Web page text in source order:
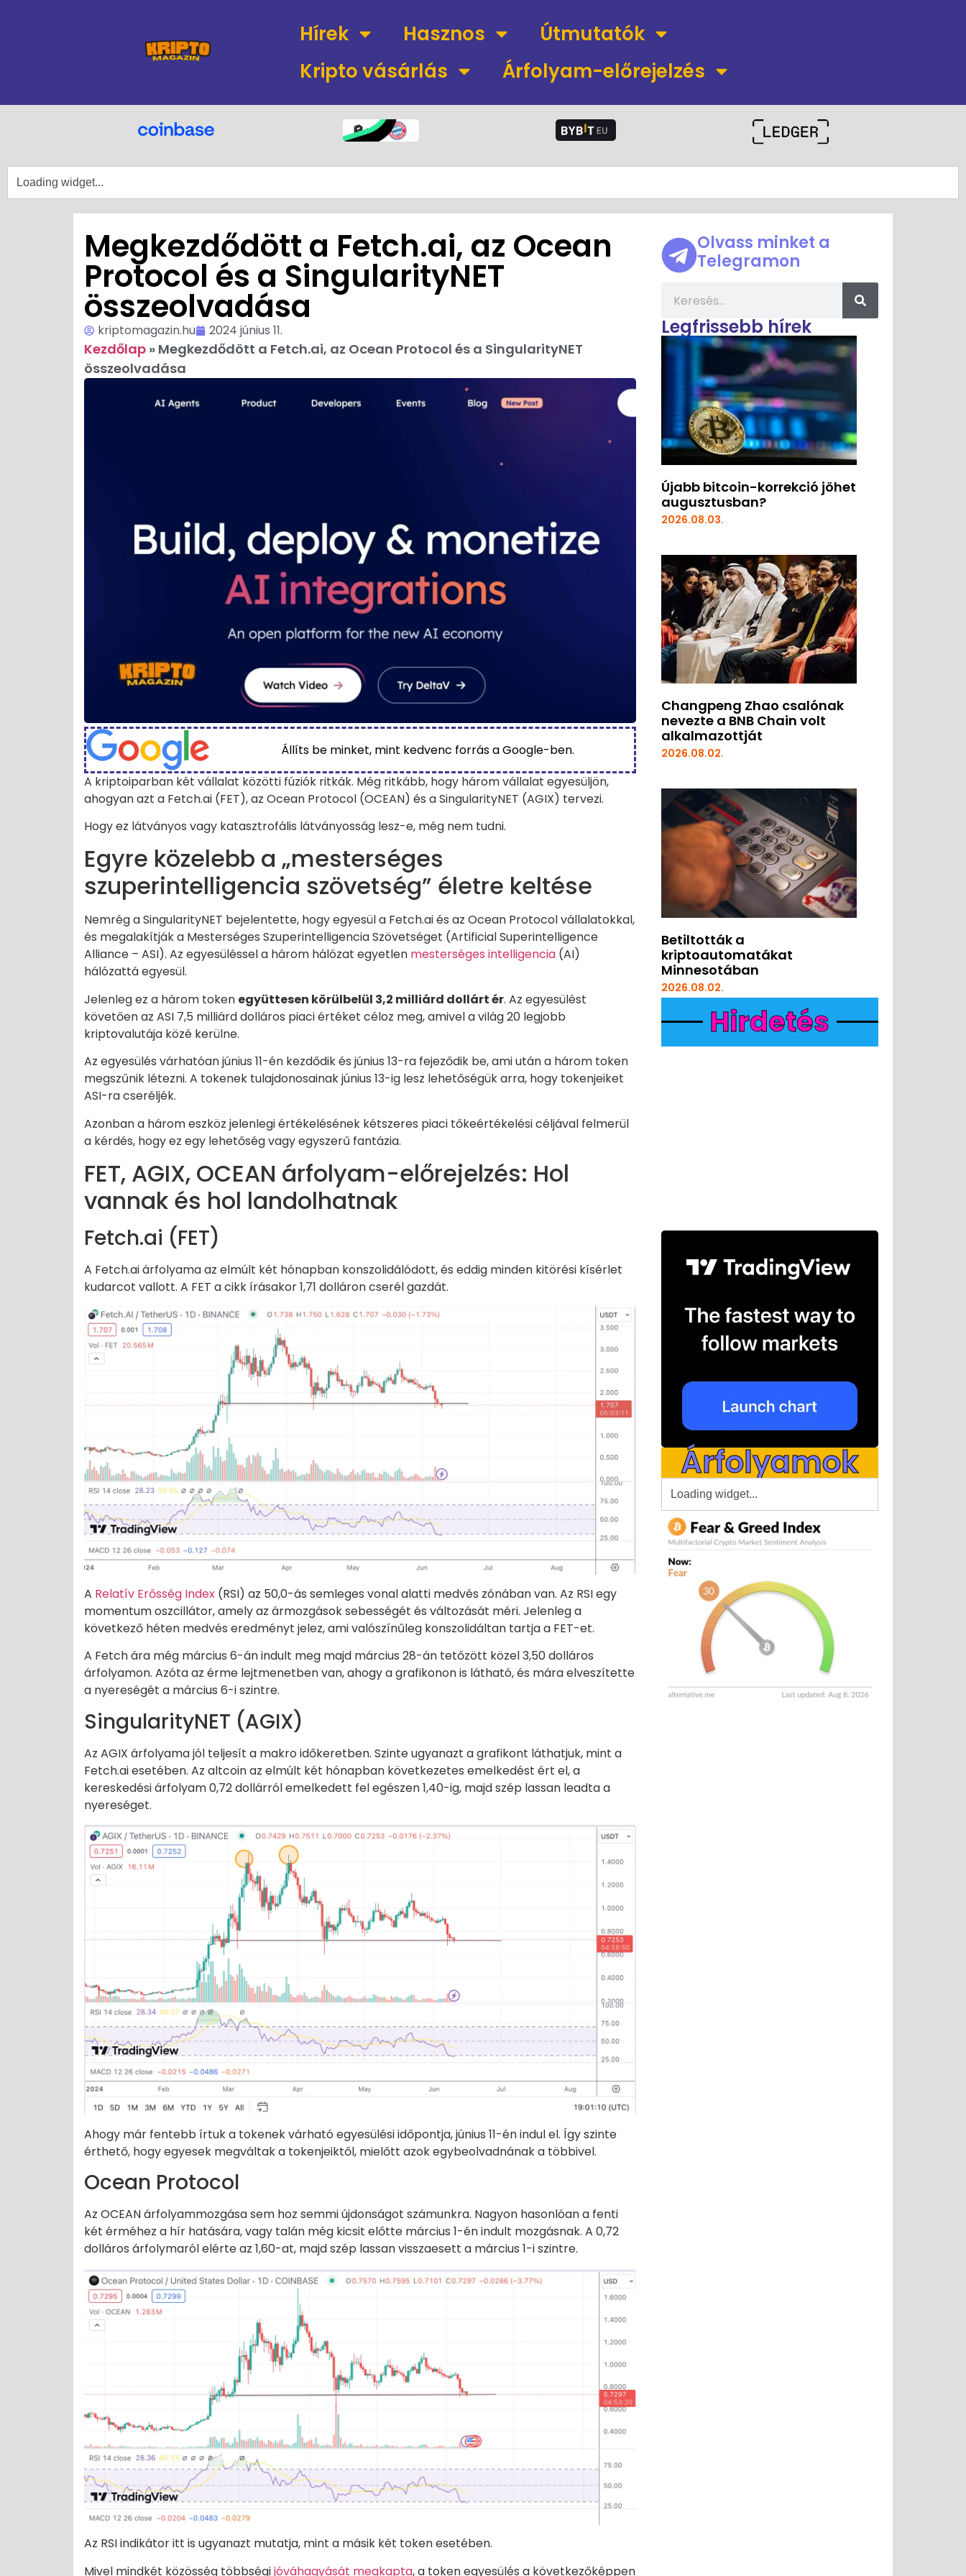
Hírek Hasznos
Útmutatók
Kripto vásárlás
Árfolyam-előrejelzés
Megkezdődött a Fetch.ai, az Ocean
Protocol és a SingularityNET
összeolvadása
kriptomagazin.hu 2024 június 11.
Kezdőlap » Megkezdődött a Fetch.ai, az Ocean Protocol és a SingularityNET
összeolvadása
Állíts be minket, mint kedvenc forrás a Google-ben.
A kriptoiparban két vállalat közötti fúziók ritkák. Még ritkább, hogy három vállalat egyesüljön,
ahogyan azt a Fetch.ai (FET), az Ocean Protocol (OCEAN) és a SingularityNET (AGIX) tervezi.
Hogy ez látványos vagy katasztrofális látványosság lesz-e, még nem tudni.
Egyre közelebb a „mesterséges
szuperintelligencia szövetség” életre keltése
Nemrég a SingularityNET bejelentette, hogy egyesül a Fetch.ai és az Ocean Protocol vállalatokkal,
és megalakítják a Mesterséges Szuperintelligencia Szövetséget (Artificial Superintelligence
Alliance – ASI). Az egyesüléssel a három hálózat egyetlen mesterséges intelligencia (AI)
hálózattá egyesül.
Jelenleg ez a három token együttesen körülbelül 3,2 milliárd dollárt ér. Az egyesülést
követően az ASI 7,5 milliárd dolláros piaci értéket céloz meg, amivel a világ 20 legjobb
kriptovalutája közé kerülne.
Az egyesülés várhatóan június 11-én kezdődik és június 13-ra fejeződik be, ami után a három token
megszűnik létezni. A tokenek tulajdonosainak június 13-ig lesz lehetőségük arra, hogy tokenjeiket
ASI-ra cseréljék.
Azonban a három eszköz jelenlegi értékelésének kétszeres piaci tőkeértékelési céljával felmerül
a kérdés, hogy ez egy lehetőség vagy egyszerű fantázia.
FET, AGIX, OCEAN árfolyam-előrejelzés: Hol
vannak és hol landolhatnak
Fetch.ai (FET)
A Fetch.ai árfolyama az elmúlt két hónapban konszolidálódott, és eddig minden kitörési kísérlet
kudarcot vallott. A FET a cikk írásakor 1,71 dolláron cserél gazdát.
A Relatív Erősség Index (RSI) az 50,0-ás semleges vonal alatti medvés zónában van. Az RSI egy
momentum oszcillátor, amely az ármozgások sebességét és változását méri. Jelenleg a
következő héten medvés eredményt jelez, ami valószínűleg konszolidáltan tartja a FET-et.
A Fetch ára még március 6-án indult meg majd március 28-án tetőzött közel 3,50 dolláros
árfolyamon. Azóta az érme lejtmenetben van, ahogy a grafikonon is látható, és mára elveszítette
a nyereségét a március 6-i szintre.
SingularityNET (AGIX)
Az AGIX árfolyama jól teljesít a makro időkeretben. Szinte ugyanazt a grafikont láthatjuk, mint a
Fetch.ai esetében. Az altcoin az elmúlt két hónapban következetes emelkedést ért el, a
kereskedési árfolyam 0,72 dollárról emelkedett fel egészen 1,40-ig, majd szép lassan leadta a
nyereséget.
Ahogy már fentebb írtuk a tokenek várható egyesülési időpontja, június 11-én indul el. Így szinte
érthető, hogy egyesek megváltak a tokenjeiktől, mielőtt azok egybeolvadnának a többivel.
Ocean Protocol
Az OCEAN árfolyammozgása sem hoz semmi újdonságot számunkra. Nagyon hasonlóan a fenti
két érméhez a hír hatására, vagy talán még kicsit előtte március 1-én indult mozgásnak. A 0,72
dolláros árfolymaról elérte az 1,60-at, majd szép lassan visszaesett a március 1-i szintre.
Az RSI indikátor itt is ugyanazt mutatja, mint a másik két token esetében.
Mivel mindkét közösség többségijóváhagyását megkapta, a token egyesülés a következőképpen
Olvass minket a
Telegramon
Legfrissebb hírek
Újabb bitcoin-korrekció jöhet
augusztusban?
2026.08.03.
Changpeng Zhao csalónak
nevezte a BNB Chain volt
alkalmazottját
2026.08.02.
Betiltották a
kriptoautomatákat
Minnesotában
2026.08.02.
Hirdetés
Árfolyamok